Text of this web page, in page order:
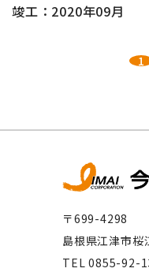
竣工：2020年09月
1
〒699-4298
島根県江津市
TEL 0855-92-